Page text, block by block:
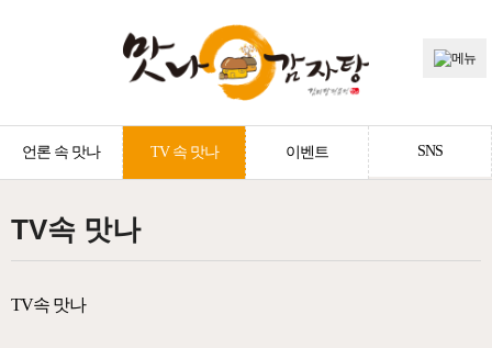
언론 속 맛나 TV 속 맛나 이벤트 SNS
TV속 맛나
TV속 맛나